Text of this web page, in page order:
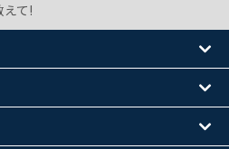
て!